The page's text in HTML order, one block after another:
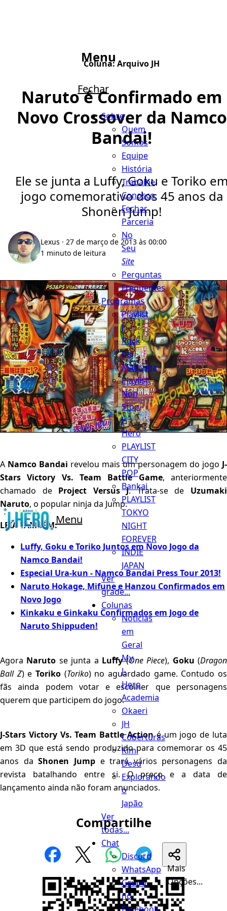
Menu
Menu
Fechar
Sobre
Quem
Somos
Equipe
História
Trabalhe
Conosco
Fechar
Parceria
No
Seu
Site
Perguntas
Frequentes
Programas
Playlist
J
Rock
na
Madruga
Playlist
Non
Stop
J-
Hero
PLAYLIST
CITY
POP
Bankai
PLAYLIST
TOKYO
NIGHT
FOREVER
INDIE
JAPAN
Ver
grade...
Colunas
Notícias
em
Geral
My
J-
Hero
Academia
Okaeri
JH
Coberturas
Kimi
Desu
Explorando
o
Japão
Ver
todas...
Chat
Discord
WhatsApp
Grupo
no
Coluna:Arquivo JH
Naruto é Confirmado em
Novo Crossover da Namco
Bandai!
Ele se junta a Luffy, Goku e Toriko
jogo comemorativo dos 45 anos da
Shonen Jump!
Lexus · 27 de março de 2013 às 00:00
1 minuto de leitura
A Namco Bandai revelou mais um personagem do jogo J-
Stars Victory Vs. Team Battle Game, anteriormente
chamado deProject Versus J. Trata-se de Uzumaki
Naruto, o popular ninja da Jump.
LEIA TAMBÉM:
Luffy, Goku e Toriko Juntos em Novo Jogo da
Namco Bandai!
Especial Ura-kun - Namco Bandai Press Tour 2013!
Naruto Hokage, Mifune e Hanzou Confirmados em
Novo Jogo
Kinkaku e Ginkaku Confirmados em Jogo de
Naruto Shippuden!
Agora Naruto se junta a Luffy(One Piece), Goku(Dragon
Ball Z) eToriko (Toriko) no aguardado game. Contudo os
fãs ainda podem votar e escolher que personagens
querem que participem do jogo.
J-Stars Victory Vs. Team Battle Actioné um jogo de luta
em 3D que está sendo produzido para comemorar os 45
anos daShonen Jump e trará vários personagens da
revista batalhando entre si. O preço e a data de
lançamento ainda não foram anunciados.
Compartilhe
Mais
Opções...